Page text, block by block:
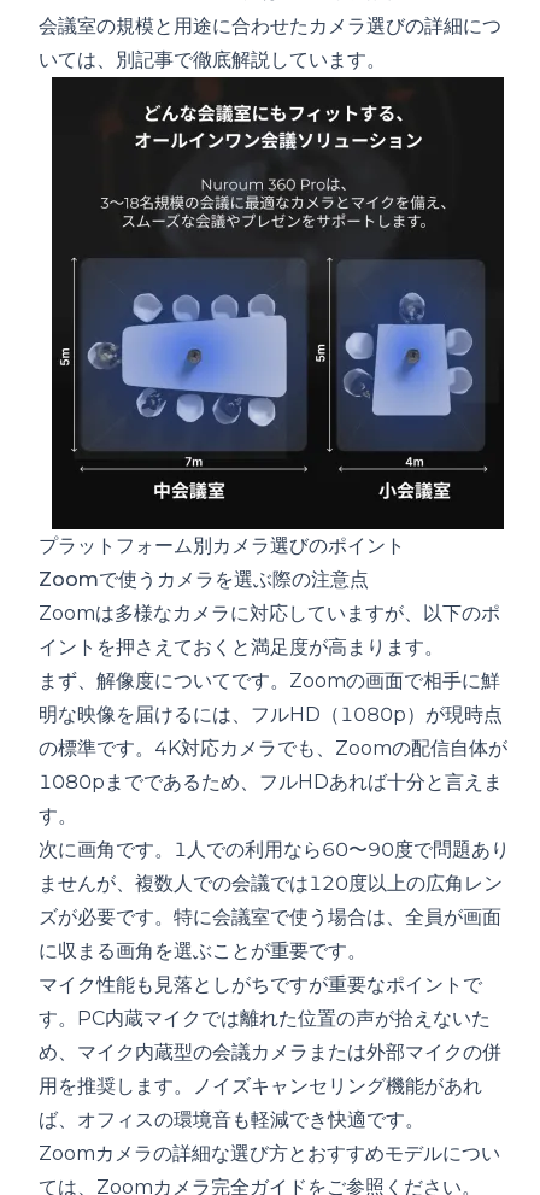
会議室の規模と用途に合わせたカメラ選びの詳細につ
いては、別記事で徹底解説しています。
プラットフォーム別カメラ選びのポイント
Zoomで使うカメラを選ぶ際の注意点
Zoomは多様なカメラに対応していますが、以下のポ
イントを押さえておくと満足度が高まります。
まず、解像度についてです。Zoomの画面で相手に鮮
明な映像を届けるには、フルHD（1080p）が現時点
の標準です。4K対応カメラでも、Zoomの配信自体が
1080pまでであるため、フルHDあれば十分と言えま
す。
次に画角です。1人での利用なら60〜90度で問題あり
ませんが、複数人での会議では120度以上の広角レン
ズが必要です。特に会議室で使う場合は、全員が画面
に収まる画角を選ぶことが重要です。
マイク性能も見落としがちですが重要なポイントで
す。PC内蔵マイクでは離れた位置の声が拾えないた
め、 マイク内蔵型の会議カメラ または外部マイクの併
用を推奨します。ノイズキャンセリング機能があれ
ば、オフィスの環境音も軽減でき快適です。
Zoomカメラの詳細な選び方とおすすめモデルについ
ては、 Zoomカメラ完全ガイド をご参照ください。